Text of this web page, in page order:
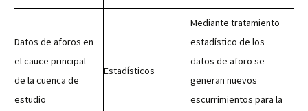
Datos de aforos en
el cauce principal
de la cuenca de
estudio
Estadísticos
Mediante tratamiento
estadístico de los
datos de aforo se
generan nuevos
escurrimientos para la